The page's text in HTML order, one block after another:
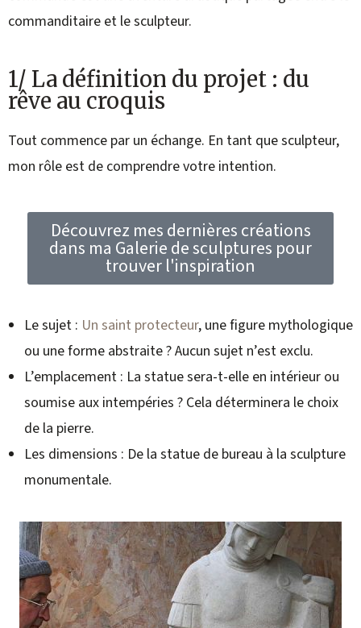
commanditaire et le sculpteur.
1/ La définition du projet : du
rêve au croquis
Tout commence par un échange. En tant que sculpteur,
mon rôle est de comprendre votre intention.
Découvrez mes dernières créations
dans ma Galerie de sculptures pour
trouver l'inspiration
Le sujet : Un saint protecteur, une figure mythologique
ou une forme abstraite ? Aucun sujet n’est exclu.
L’emplacement : La statue sera-t-elle en intérieur ou
soumise aux intempéries ? Cela déterminera le choix
de la pierre.
Les dimensions : De la statue de bureau à la sculpture
monumentale.